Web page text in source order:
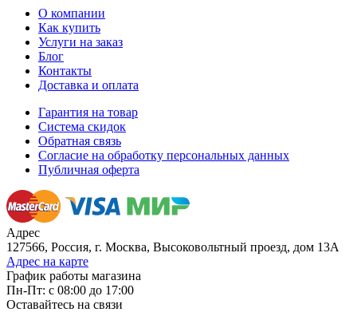
О компании
Как купить
Услуги на заказ
Блог
Контакты
Доставка и оплата
Гарантия на товар
Система скидок
Обратная связь
Согласие на обработку персональных данных
Публичная оферта
Адрес
127566, Россия, г. Москва, Высоковольтный проезд, дом 13А
Адрес на карте
График работы магазина
Пн-Пт: с 08:00 до 17:00
Оставайтесь на связи